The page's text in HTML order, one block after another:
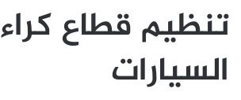
تنظيم قطاع كراء
السيارات